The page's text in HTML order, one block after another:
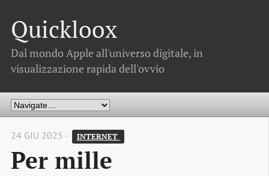
Quickloox
Dal mondo Apple all'universo digitale, in
visualizzazione rapida dell'ovvio
24 GIU 2025 - INTERNET
Per mille